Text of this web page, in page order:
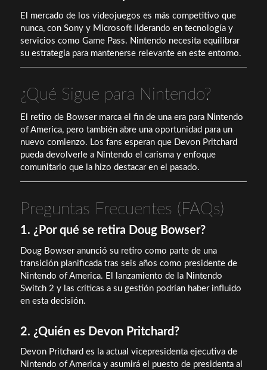
El mercado de los videojuegos es más competitivo que
nunca, con Sony y Microsoft liderando en tecnología y
servicios como Game Pass. Nintendo necesita equilibrar
su estrategia para mantenerse relevante en este entorno.
¿Qué Sigue para Nintendo?
El retiro de Bowser marca el fin de una era para Nintendo
of America, pero también abre una oportunidad para un
nuevo comienzo. Los fans esperan que Devon Pritchard
pueda devolverle a Nintendo el carisma y enfoque
comunitario que la hizo destacar en el pasado.
Preguntas Frecuentes (FAQs)
1. ¿Por qué se retira Doug Bowser?
Doug Bowser anunció su retiro como parte de una
transición planificada tras seis años como presidente de
Nintendo of America. El lanzamiento de la Nintendo
Switch 2 y las críticas a su gestión podrían haber influido
en esta decisión.
2. ¿Quién es Devon Pritchard?
Devon Pritchard es la actual vicepresidenta ejecutiva de
Nintendo of America y asumirá el puesto de presidenta al